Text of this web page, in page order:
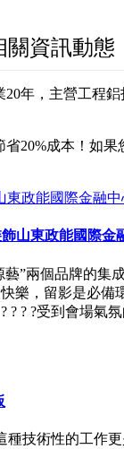
關資訊動態
年，主營工程
20%成本！如果
山東政能國際金
藝”兩個品牌的
樂，留影是必
? ? ?受到會場氣
種技術性的工作